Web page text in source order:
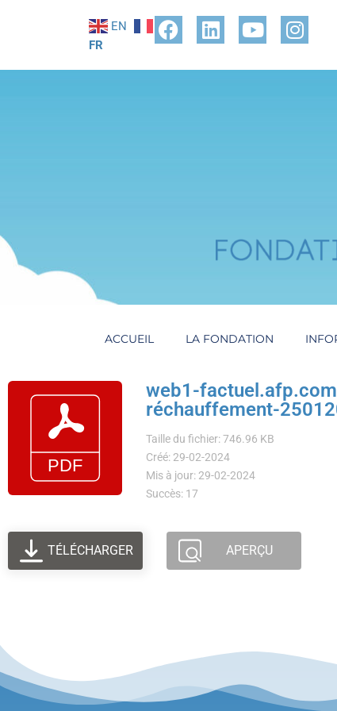
EN
FR
ACCUEIL LA FONDATION
web1-
réchauffement-
Taille du fichier: 746.96 KB
Créé: 29-02-2024
Mis à jour: 29-02-2024
Succès: 17
TÉLÉCHARGER APERÇU